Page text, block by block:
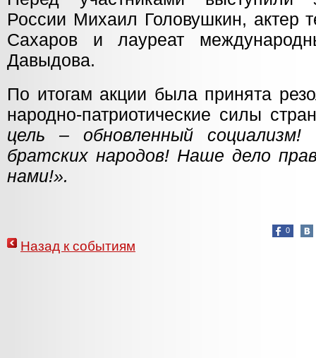
России Михаил Головушкин, актер
Сахаров и лауреат
Давыдова.
По итогам акции была принята
народно-патриотические силы
цель – обновленный
братских народов! Наше дело
нами!».
0
Назад к событиям